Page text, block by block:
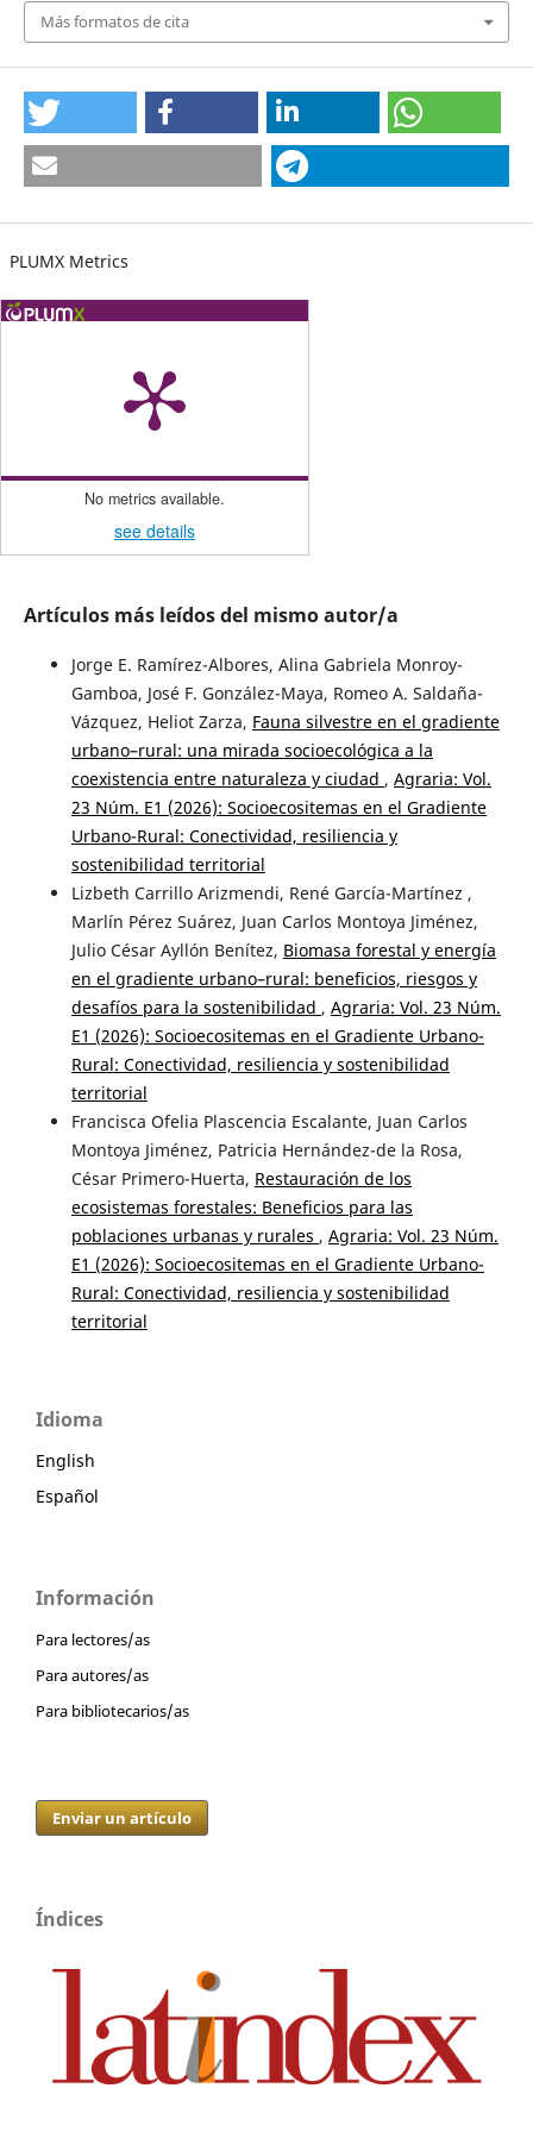
Más formatos de cita
PLUMX Metrics
No metrics available.
see details
Artículos más leídos del mismo autor/a
Jorge E. Ramírez-Albores, Alina Gabriela Monroy-
Gamboa, José F. González-Maya, Romeo A. Saldaña-
Vázquez, Heliot Zarza, Fauna silvestre en el gradiente
urbano–rural: una mirada socioecológica a la
coexistencia entre naturaleza y ciudad , Agraria: Vol.
23 Núm. E1 (2026): Socioecositemas en el Gradiente
Urbano-Rural: Conectividad, resiliencia y
sostenibilidad territorial
Lizbeth Carrillo Arizmendi, René García-Martínez ,
Marlín Pérez Suárez, Juan Carlos Montoya Jiménez,
Julio César Ayllón Benítez, Biomasa forestal y energía
en el gradiente urbano–rural: beneficios, riesgos y
desafíos para la sostenibilidad , Agraria: Vol. 23 Núm.
E1 (2026): Socioecositemas en el Gradiente Urbano-
Rural: Conectividad, resiliencia y sostenibilidad
territorial
Francisca Ofelia Plascencia Escalante, Juan Carlos
Montoya Jiménez, Patricia Hernández-de la Rosa,
César Primero-Huerta, Restauración de los
ecosistemas forestales: Beneficios para las
poblaciones urbanas y rurales , Agraria: Vol. 23 Núm.
E1 (2026): Socioecositemas en el Gradiente Urbano-
Rural: Conectividad, resiliencia y sostenibilidad
territorial
Idioma
English
Español
Información
Para lectores/as
Para autores/as
Para bibliotecarios/as
Enviar un artículo
Índices